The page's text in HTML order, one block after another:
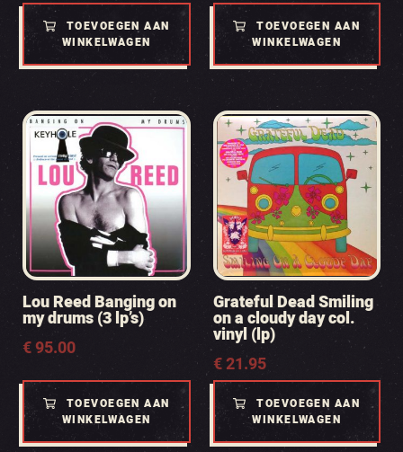
TOEVOEGEN AAN
WINKELWAGEN
TOEVOEGEN AAN
WINKELWAGEN
Lou Reed Banging on
my drums (3 lp’s)
€95.00
TOEVOEGEN AAN
WINKELWAGEN
Grateful Dead Smiling
on a cloudy day col.
vinyl (lp)
€21.95
TOEVOEGEN AAN
WINKELWAGEN